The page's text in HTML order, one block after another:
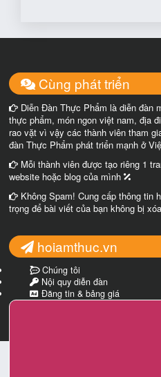
Cùng phát triển
Diễn Đàn Thực Phẩm là diễn đàn
thực phẩm, món ngon việt nam, địa
rao vặt vì vậy các thành viên tham
đàn Thực Phẩm phát triển mạnh ở
Mỗi thành viên được tạo riêng 1
website hoặc blog của mình
Không Spam! Cung cấp thông tin
trọng để bài viết của bạn không bị xóa
hoiamthuc.vn
Chúng tôi
Nội quy diễn đàn
Đăng tin & bảng giá